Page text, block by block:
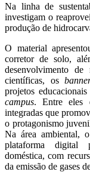
Na linha de
investigam o
produção de
O material
corretor de solo,
desenvolvimento de
científicas, os
projetos
campus. Entre eles
integradas que
o protagonismo
Na área ambiental,
plataforma digital
doméstica, com
da emissão de gases